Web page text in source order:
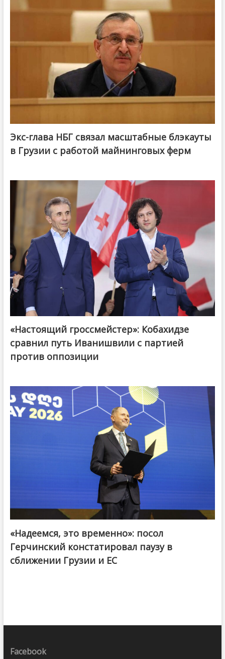
Экс-глава НБГ связал масштабные блэкауты
в Грузии с работой майнинговых ферм
@ქართული ოცნება / Georgian Dream
«Настоящий гроссмейстер»: Кобахидзе
сравнил путь Иванишвили с партией
против оппозиции
«Надеемся, это временно»: посол
Герчинский констатировал паузу в
сближении Грузии и ЕС
Facebook